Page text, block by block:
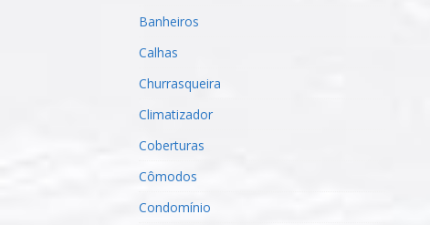
Banheiros
Calhas
Churrasqueira
Climatizador
Coberturas
Cômodos
Condomínio